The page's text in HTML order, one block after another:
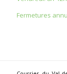
Fermetures